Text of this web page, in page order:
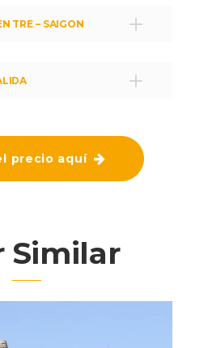
TRE – SAIGON
precio aquí
Similar